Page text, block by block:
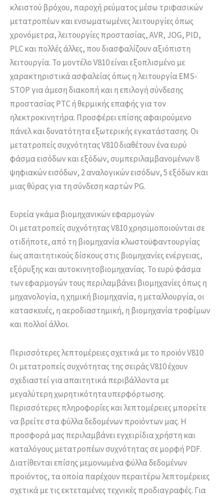
κλειστού βρόχου, παροχή ρεύματος μέσω τριφασικών
μετατροπέων και ενσωματωμένες λειτουργίες όπως
χρονόμετρα, λειτουργίες προστασίας, AVR, JOG, PID,
PLC και πολλές άλλες, που διασφαλίζουν αξιόπιστη
λειτουργία. Το μοντέλο V810 είναι εξοπλισμένο με
χαρακτηριστικά ασφαλείας όπως η λειτουργία EMS-
STOP για άμεση διακοπή και η επιλογή σύνδεσης
προστασίας PTC ή θερμικής επαφής για τον
ηλεκτροκινητήρα. Προσφέρει επίσης αφαιρούμενο
πάνελ και δυνατότητα εξωτερικής εγκατάστασης. Οι
μετατροπείς συχνότητας V810 διαθέτουν ένα ευρύ
φάσμα εισόδων και εξόδων, συμπεριλαμβανομένων 8
ψηφιακών εισόδων, 2 αναλογικών εισόδων, 5 εξόδων και
μιας θύρας για τη σύνδεση καρτών PG.
Ευρεία γκάμα βιομηχανικών εφαρμογών
Οι μετατροπείς συχνότητας V810 χρησιμοποιούνται σε
οτιδήποτε, από τη βιομηχανία κλωστοϋφαντουργίας
έως απαιτητικούς δίσκους στις βιομηχανίες ενέργειας,
εξόρυξης και αυτοκινητοβιομηχανίας. Το ευρύ φάσμα
των εφαρμογών τους περιλαμβάνει βιομηχανίες όπως η
μηχανολογία, η χημική βιομηχανία, η μεταλλουργία, οι
κατασκευές, η αεροδιαστημική, η βιομηχανία τροφίμων
και πολλοί άλλοι.
Περισσότερες λεπτομέρειες σχετικά με το προϊόν V810
Οι μετατροπείς συχνότητας της σειράς V810 έχουν
σχεδιαστεί για απαιτητικά περιβάλλοντα με
μεγαλύτερη χωρητικότητα υπερφόρτωσης.
Περισσότερες πληροφορίες και λεπτομέρειες μπορείτε
να βρείτε στα φύλλα δεδομένων προϊόντων μας. Η
προσφορά μας περιλαμβάνει εγχειρίδια χρήστη και
καταλόγους μετατροπέων συχνότητας σε μορφή PDF.
Διατίθενται επίσης μεμονωμένα φύλλα δεδομένων
προϊόντος, τα οποία παρέχουν περαιτέρω λεπτομέρειες
σχετικά με τις εκτεταμένες τεχνικές προδιαγραφές. Για